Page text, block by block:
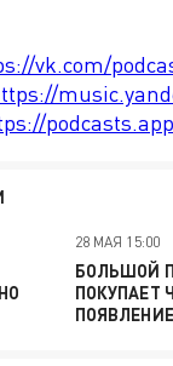
vk.com/
28 МАЯ 15:00
БОЛЬШОЙ
ПОКУПАЕТ